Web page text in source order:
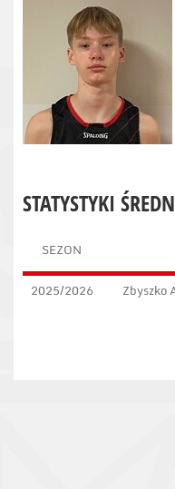
STATYSTYKI
SEZON
2025/2026 Zbyszko